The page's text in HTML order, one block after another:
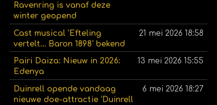
Ravenring is vanaf deze
winter geopend
Cast musical 'Efteling
vertelt... Baron 1898' bekend
21 mei 2026 18:58
Pairi Daiza: Nieuw in 2026:
Edenya
13 mei 2026 15:55
Duinrell opende vandaag
nieuwe doe-attractie ‘Duinrell
6 mei 2026 18:27